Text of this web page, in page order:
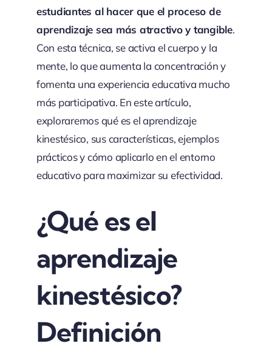
estudiantes al hacer que el proceso de
aprendizaje sea más atractivo y tangible.
Con esta técnica, se activa el cuerpo y la
mente, lo que aumenta la concentración y
fomenta una experiencia educativa mucho
más participativa. En este artículo,
exploraremos qué es el aprendizaje
kinestésico, sus características, ejemplos
prácticos y cómo aplicarlo en el entorno
educativo para maximizar su efectividad.
¿Qué es el
aprendizaje
kinestésico?
Definición